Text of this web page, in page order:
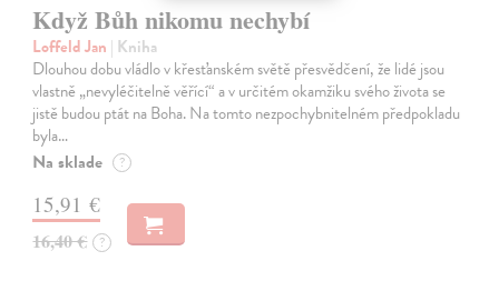
Když Bůh nikomu nechybí
Loffeld Jan | Kniha
Dlouhou dobu vládlo v křesťanském světě přesvědčení, že lidé jsou
vlastně „nevyléčitelně věřící“ a v určitém okamžiku svého života se
jistě budou ptát na Boha. Na tomto nezpochybnitelném předpokladu
byla…
Na sklade ?
15,91 €
16,40 € ?